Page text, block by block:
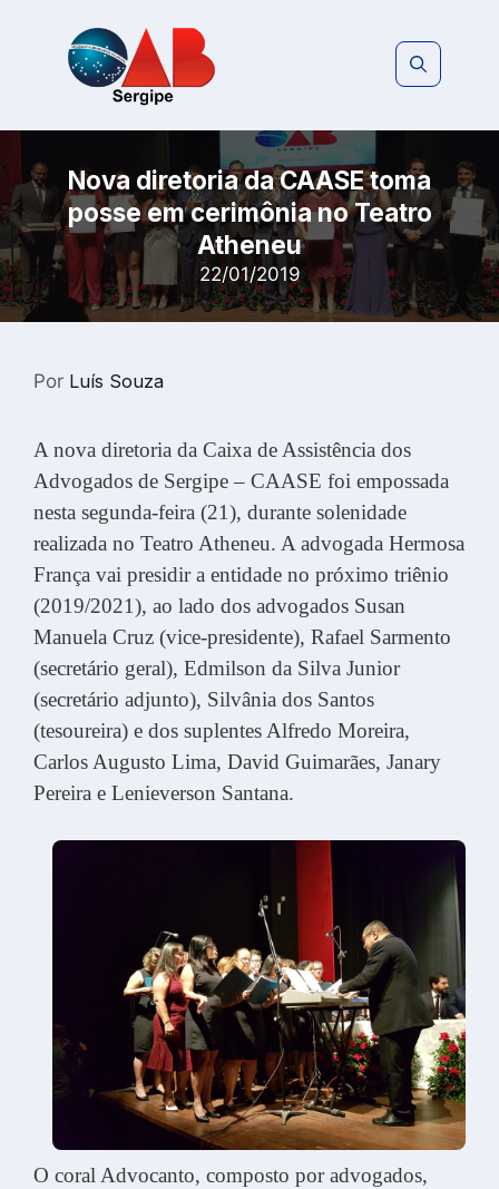
Nova diretoria da CAASE toma
posse em cerimônia no Teatro
Atheneu
22/01/2019
Por Luís Souza
A nova diretoria da Caixa de Assistência dos
Advogados de Sergipe – CAASE foi empossada
nesta segunda-feira (21), durante solenidade
realizada no Teatro Atheneu. A advogada Hermosa
França vai presidir a entidade no próximo triênio
(2019/2021), ao lado dos advogados Susan
Manuela Cruz (vice-presidente), Rafael Sarmento
(secretário geral), Edmilson da Silva Junior
(secretário adjunto), Silvânia dos Santos
(tesoureira) e dos suplentes Alfredo Moreira,
Carlos Augusto Lima, David Guimarães, Janary
Pereira e Lenieverson Santana.
O coral Advocanto, composto por advogados,